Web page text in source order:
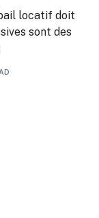
locatif doit
sont des